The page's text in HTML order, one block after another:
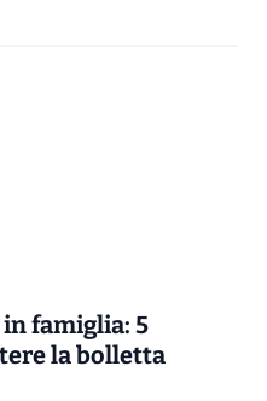
famiglia: 5
la bolletta